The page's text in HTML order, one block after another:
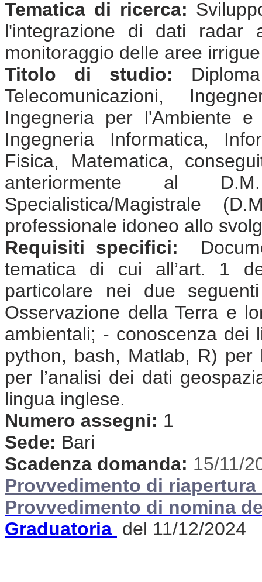
Tematica di ricerca:
l'integrazione di dati radar
monitoraggio delle aree irrigue
Titolo di studio:
Telecomunicazioni,
Ingegneria per l'Ambiente
Ingegneria Informatica,
Fisica, Matematica,
anteriormente al
Specialistica/Magistrale
professionale idoneo allo
Requisiti specifici:
tematica di cui all’art. 1
particolare nei due
Osservazione della Terra e
ambientali; - conoscenza dei
python, bash, Matlab, R) per
per l’analisi dei dati
lingua inglese.
Numero assegni: 1
Sede: Bari
Scadenza domanda: 15/11/
Provvedimento di
Provvedimento di nomina
Graduatoria del 11/12/2024